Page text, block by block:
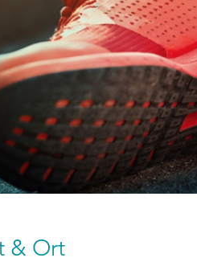
& Ort